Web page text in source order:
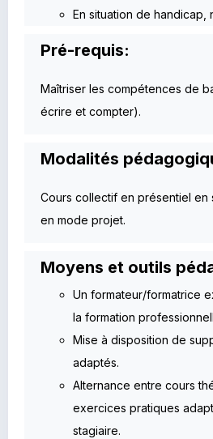
En situation de handicap,
Pré-requis:
Maîtriser les compétences de
écrire et compter).
Modalités
Cours collectif en présentiel en
en mode projet.
Moyens et outils
Un formateur/formatrice
la formation
Mise à disposition de
adaptés.
Alternance entre cours
exercices pratiques
stagiaire.